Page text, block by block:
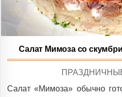
Салат Мимоза со
POSTED
Салат «Мимоза» обычно